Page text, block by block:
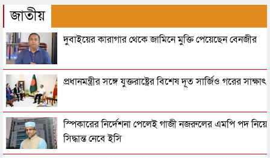
জাতীয়
দুবাইয়ের কারাগার থেকে জামিনে মুক্তি পেয়েছেন বেনজীর
প্রধানমন্ত্রীর সঙ্গে যুক্তরাষ্ট্রের বিশেষ দূত সার্জিও গরের সাক্ষাৎ
স্পিকারের নির্দেশনা পেলেই গাজী নজরুলের এমপি পদ নিয়ে
সিদ্ধান্ত নেবে ইসি